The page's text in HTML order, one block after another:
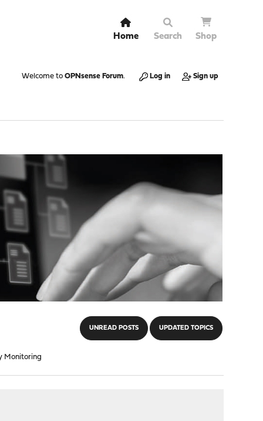
Home Search Shop
Welcome to OPNsense Forum. Log in Sign up
UNREAD POSTS UPDATED TOPICS
Monitoring